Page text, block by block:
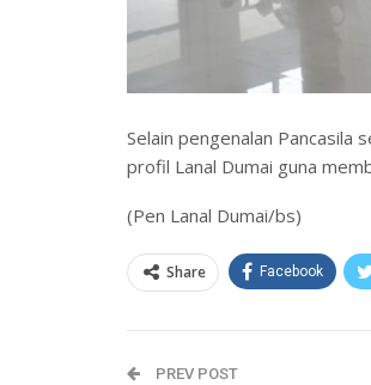
Selain pengenalan Pancasila
profil Lanal Dumai guna
(Pen Lanal Dumai/bs)
Share Facebook
PREV POST